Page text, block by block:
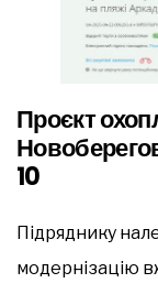
Проєкт
10
Підряднику
модернізацію